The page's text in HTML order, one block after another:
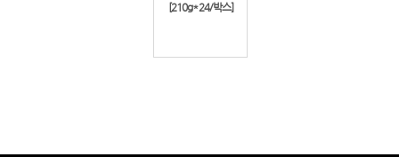
[210g*24/박스]